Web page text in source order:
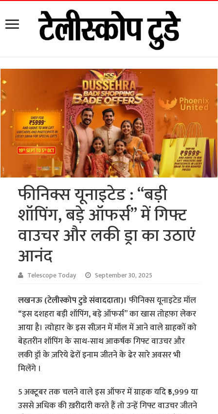
फीनिक्स यूनाइटेड : “बड़ी
शॉपिंग, बड़े ऑफर्स” में गिफ्ट
वाउचर और लकी ड्रा का उठाएं
आनंद
Telescope Today September 30, 2025
लखनऊ (टेलीस्कोप टुडे संवाददाता)। फीनिक्स यूनाइटेड मॉल
“इस दशहरा बड़ी शॉपिंग, बड़े ऑफर्स” का खास तोहफ़ा लेकर
आया है। त्योहार के इस सीज़न में मॉल में आने वाले ग्राहकों को
बेहतरीन शॉपिंग के साथ-साथ आकर्षक गिफ्ट वाउचर और
लकी ड्रॉ के ज़रिये ढेरों इनाम जीतने के ढेर सारे अवसर भी
मिलेंगे ।
5 अक्टूबर तक चलने वाले इस ऑफर में ग्राहक यदि ₹5,999 या
उससे अधिक की ख़रीदारी करते हैं तो उन्हें गिफ्ट वाउचर जीतने